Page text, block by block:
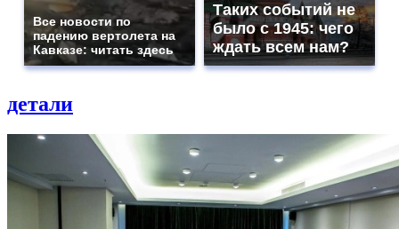
Все новости по
падению вертолета на
Кавказе: читать здесь
Таких событий не
было с 1945: чего
ждать всем нам?
детали